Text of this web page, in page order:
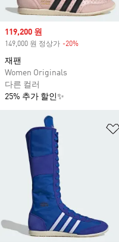
Sale price
119,200 원
149,000 원 정상가 -20%
재팬
Women Originals
다른 컬러
25% 추가 할인✨